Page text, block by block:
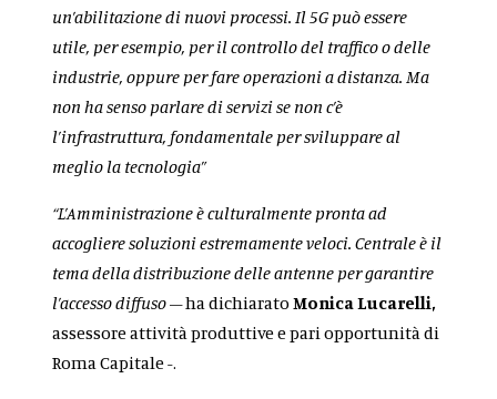
un’abilitazione di nuovi processi. Il 5G può essere
utile, per esempio, per il controllo del traffico o delle
industrie, oppure per fare operazioni a distanza. Ma
non ha senso parlare di servizi se non c’è
l’infrastruttura, fondamentale per sviluppare al
meglio la tecnologia”
“L’Amministrazione è culturalmente pronta ad
accogliere soluzioni estremamente veloci. Centrale è il
tema della distribuzione delle antenne per garantire
l’accesso diffuso– ha dichiaratoMonica Lucarelli,
assessore attività produttive e pari opportunità di
Roma Capitale -.